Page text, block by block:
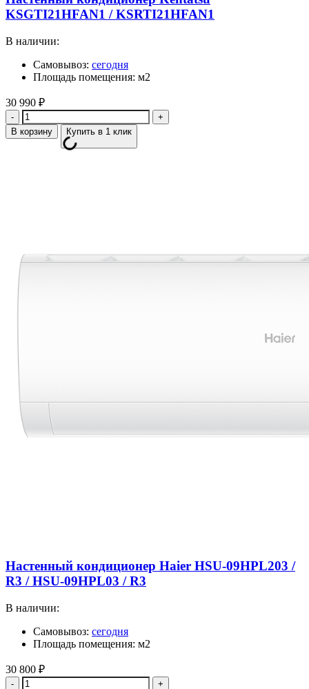
KSGTI21HFAN1 / KSRTI21HFAN1
В наличии:
Самовывоз: сегодня
Площадь помещения: м2
30 990 ₽
Количество
В корзину Купить в 1 клик
Настенный кондиционер Haier HSU-09HPL203 /
R3 / HSU-09HPL03 / R3
В наличии:
Самовывоз: сегодня
Площадь помещения: м2
30 800 ₽
Количество